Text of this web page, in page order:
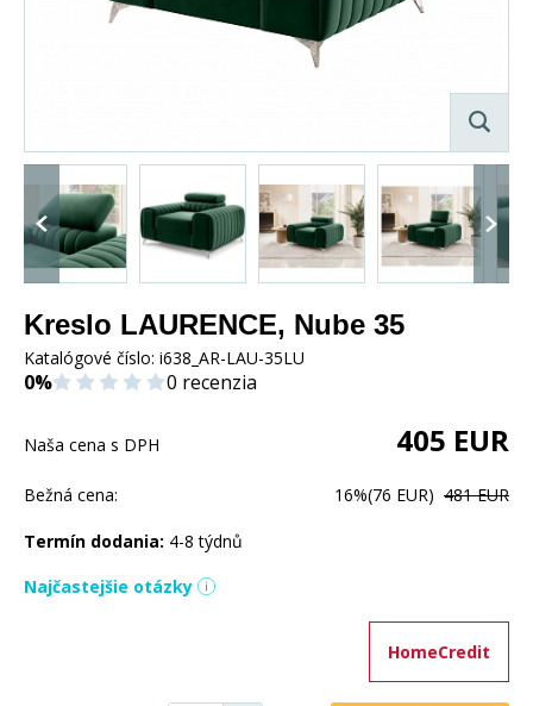
Kreslo LAURENCE, Nube 35
Katalógové číslo: i638_AR-LAU-35LU
0% 0 recenzia
Naša cena s DPH 405 EUR
Bežná cena: 16%(76 EUR) 481 EUR
Termín dodania: 4-8 týdnů
Najčastejšie otázky
HomeCredit